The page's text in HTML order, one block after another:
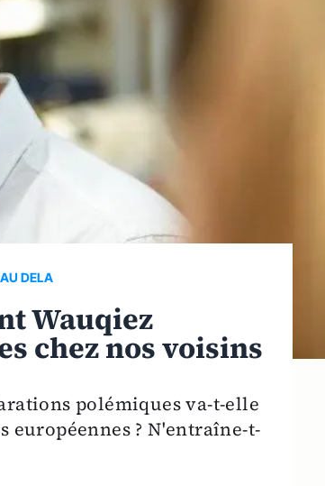
DELA
Wauqiez
chez nos voisins
polémiques va-t-elle
européennes ? N'entraîne-t-